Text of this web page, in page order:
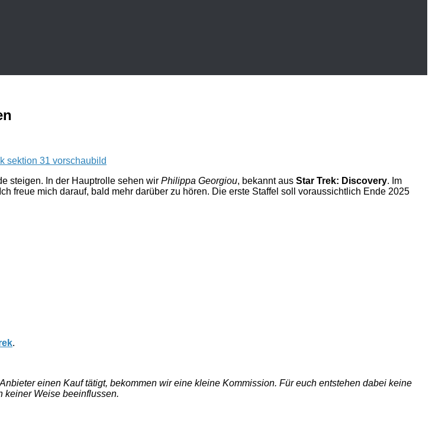
steigen. In der Hauptrolle sehen wir Philippa Georgiou, bekannt aus Star Trek: Discovery. Im
freue mich darauf, bald mehr darüber zu hören. Die erste Staffel soll voraussichtlich Ende 2025
.
einen Kauf tätigt, bekommen wir eine kleine Kommission. Für euch entstehen dabei keine
keiner Weise beeinflussen.